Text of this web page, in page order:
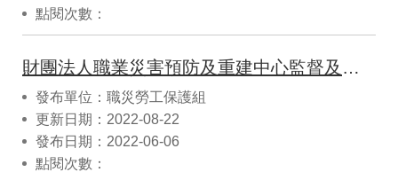
點閱次數：
財團法人職業災害預防及重建中心監督及管理辦法
發布單位：職災勞工保護組
更新日期：2022-08-22
發布日期：2022-06-06
點閱次數：